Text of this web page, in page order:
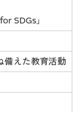
SDGs」
備えた教育活動